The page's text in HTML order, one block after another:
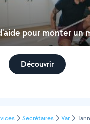
pour monter un
Découvrir
Secrétaires Var